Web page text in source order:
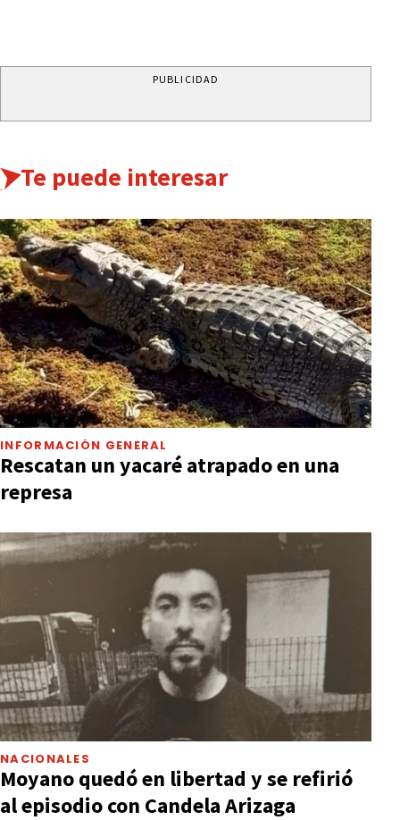
PUBLICIDAD
Te puede interesar
INFORMACIÓN GENERAL
Rescatan un yacaré atrapado en una
represa
NACIONALES
Moyano quedó en libertad y se refirió
al episodio con Candela Arizaga